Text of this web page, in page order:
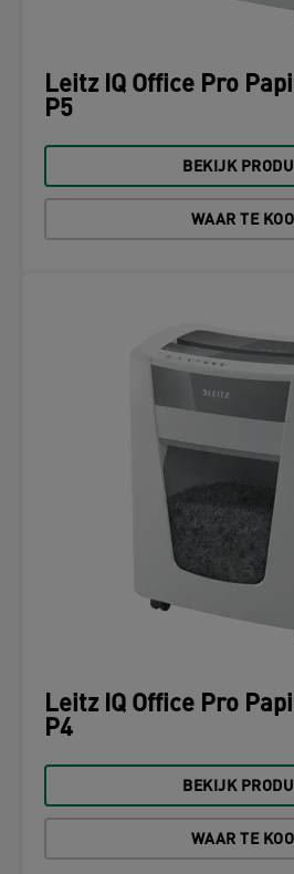
Leitz IQ Office Pro
P5
BEKIJK
WAAR TE
Leitz IQ Office Pro
P4
BEKIJK
WAAR TE